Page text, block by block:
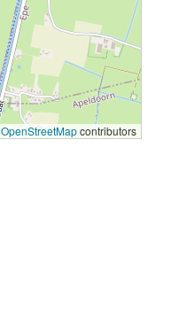
OpenStreetMapcontributors